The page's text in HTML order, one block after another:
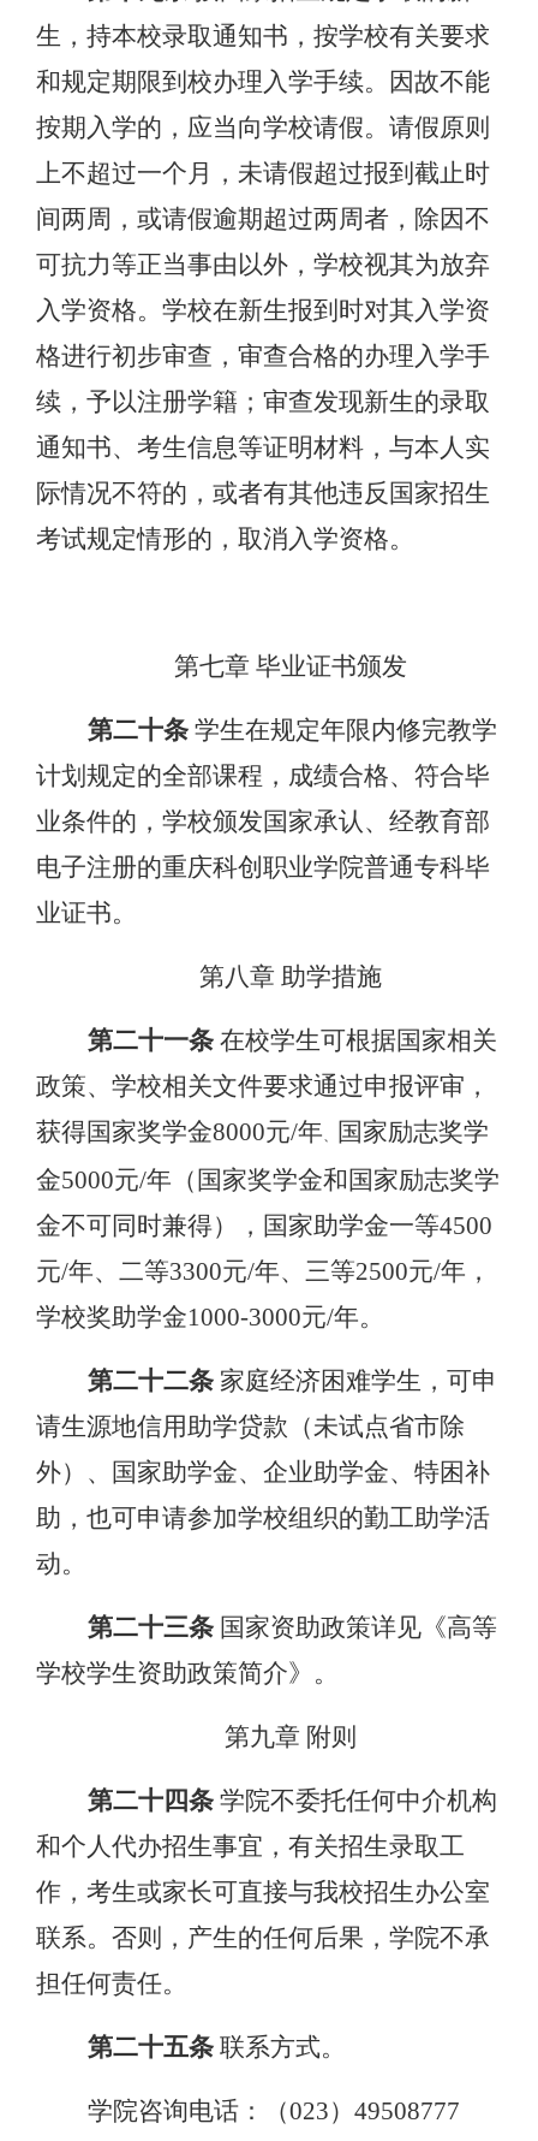
生，持本校录取通知书，按学校有关要求
和规定期限到校办理入学手续。因故不能
按期入学的，应当向学校请假。请假原则
上不超过一个月，未请假超过报到截止时
间两周，或请假逾期超过两周者，除因不
可抗力等正当事由以外，学校视其为放弃
入学资格。学校在新生报到时对其入学资
格进行初步审查，审查合格的办理入学手
续，予以注册学籍；审查发现新生的录取
通知书、考生信息等证明材料，与本人实
际情况不符的，或者有其他违反国家招生
考试规定情形的，取消入学资格。
第七章 毕业证书颁发
第二十条 学生在规定年限内修完教学
计划规定的全部课程，成绩合格、符合毕
业条件的，学校颁发国家承认、经教育部
电子注册的重庆科创职业学院普通专科毕
业证书。
第八章 助学措施
第二十一条 在校学生可根据国家相关
政策、学校相关文件要求通过申报评审，
获得国家奖学金8000元/年、
国家励志奖学
金5000元/年（国家奖学金和国家励志奖学
金不可同时兼得），国家助学金一等4500
元/年、二等3300元/年、三等2500元/年，
学校奖助学金1000-3000元/年。
第二十二条 家庭经济困难学生，可申
请生源地信用助学贷款（未试点省市除
外）、国家助学金、企业助学金、特困补
助，也可申请参加学校组织的勤工助学活
动。
第二十三条 国家资助政策详见《高等
学校学生资助政策简介》。
第九章 附则
第二十四条 学院不委托任何中介机构
和个人代办招生事宜，有关招生录取工
作，考生或家长可直接与我校招生办公室
联系。否则，产生的任何后果，学院不承
担任何责任。
第二十五条 联系方式。
学院咨询电话：（023）49508777